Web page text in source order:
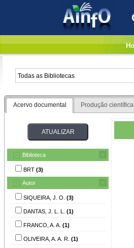
Acervo documental Produção científica
Biblioteca
BRT (3)
Autor
SIQUEIRA, J. O. (3)
DANTAS, J. L. L. (1)
FRANCO, A. A. (1)
OLIVEIRA, A. A. R. (1)